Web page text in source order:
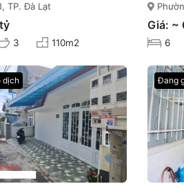
TP. Đà Lạt
3 110m2
Giá: ~
6
dịch Đang